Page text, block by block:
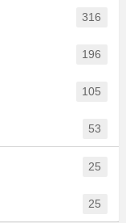
316
196
105
53
25
25